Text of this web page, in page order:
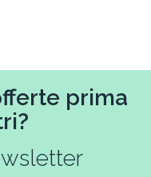
prima